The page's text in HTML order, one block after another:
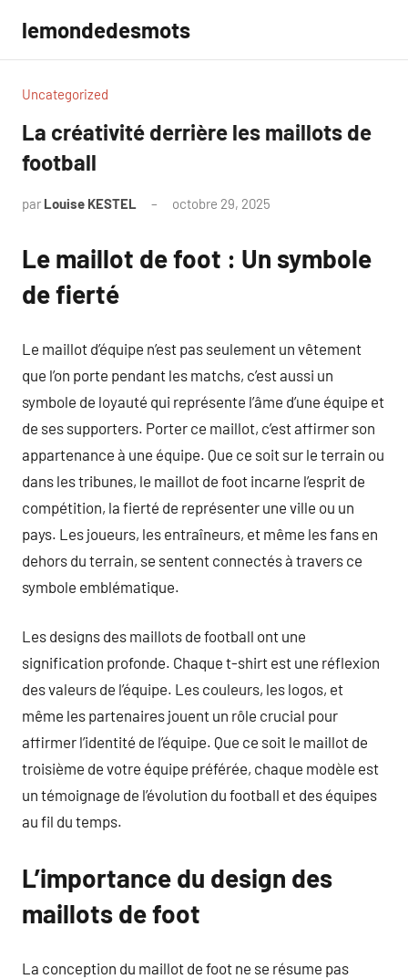
contenu
lemondedesmots
Uncategorized
La créativité derrière les maillots de
football
par Louise KESTEL octobre 29, 2025
Le maillot de foot : Un symbole
de fierté
Le maillot d’équipe n’est pas seulement un vêtement
que l’on porte pendant les matchs, c’est aussi un
symbole de loyauté qui représente l’âme d’une équipe et
de ses supporters. Porter ce maillot, c’est affirmer son
appartenance à une équipe. Que ce soit sur le terrain ou
dans les tribunes, le maillot de foot incarne l’esprit de
compétition, la fierté de représenter une ville ou un
pays. Les joueurs, les entraîneurs, et même les fans en
dehors du terrain, se sentent connectés à travers ce
symbole emblématique.
Les designs des maillots de football ont une
signification profonde. Chaque t-shirt est une réflexion
des valeurs de l’équipe. Les couleurs, les logos, et
même les partenaires jouent un rôle crucial pour
affirmer l’identité de l’équipe. Que ce soit le maillot de
troisième de votre équipe préférée, chaque modèle est
un témoignage de l’évolution du football et des équipes
au fil du temps.
L’importance du design des
maillots de foot
La conception du maillot de foot ne se résume pas